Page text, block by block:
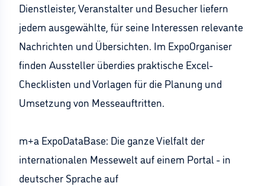
Dienstleister, Veranstalter und Besucher liefern
jedem ausgewählte, für seine Interessen relevante
Nachrichten und Übersichten. Im ExpoOrganiser
finden Aussteller überdies praktische Excel-
Checklisten und Vorlagen für die Planung und
Umsetzung von Messeauftritten.
m+a ExpoDataBase: Die ganze Vielfalt der
internationalen Messewelt auf einem Portal - in
deutscher Sprache auf